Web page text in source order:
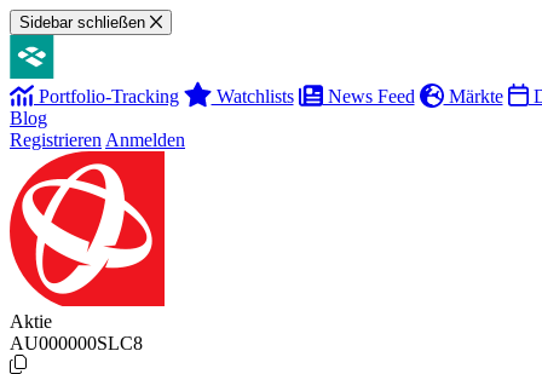
Sidebar schließen
Portfolio-Tracking Watchlists News Feed Märkte
Blog
Registrieren Anmelden
Aktie
AU000000SLC8